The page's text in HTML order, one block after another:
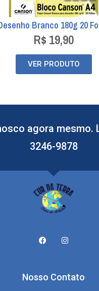
Branco 180g 20
R$ 19,90
VER PRODUTO
agora mesmo.
3246-9878
Nosso Contato